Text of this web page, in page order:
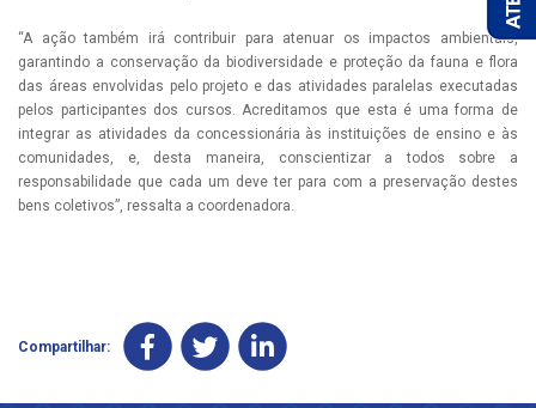
“A ação também irá contribuir para atenuar os impactos ambientais,
garantindo a conservação da biodiversidade e proteção da fauna e flora
das áreas envolvidas pelo projeto e das atividades paralelas executadas
pelos participantes dos cursos. Acreditamos que esta é uma forma de
integrar as atividades da concessionária às instituições de ensino e às
comunidades, e, desta maneira, conscientizar a todos sobre a
responsabilidade que cada um deve ter para com a preservação destes
bens coletivos”, ressalta a coordenadora.
Compartilhar: